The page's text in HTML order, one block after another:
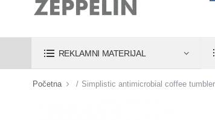
REKLAMNI MATERIJAL
Početna Simplistic antimicrobial coffee tumbler